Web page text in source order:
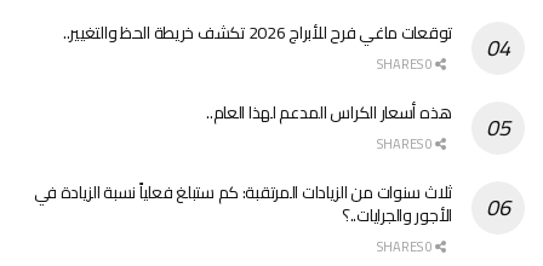
توقعات ماغي فرح للأبراج 2026 تكشف خريطة الحظ والتغيير..
هذه أسعار الكراس المدعم لهذا العام..
ثلاث سنوات من الزيادات المرتقبة: كم ستبلغ فعلياً نسبة الزيادة في
الأجور والجرايات..؟